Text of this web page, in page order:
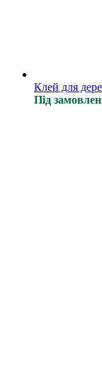
Клей для
Під